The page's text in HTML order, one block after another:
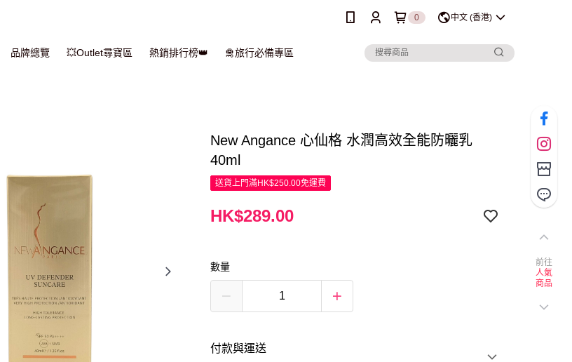
0 中文 (香港)
品牌總覽 💥Outlet尋寶區 熱銷排行榜👑 🛅旅行必備專區
New Angance 心仙格 水潤高效全能防曬乳
40ml
送貨上門滿HK$250.00免運費
HK$289.00
數量
付款與運送
前往
人氣
商品